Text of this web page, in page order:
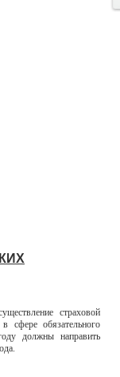
страховой
сфере обязательного
должны направить